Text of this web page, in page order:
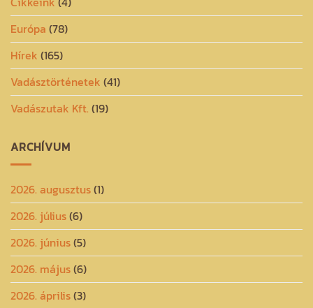
Európa (78)
Hírek (165)
Vadásztörténetek (41)
Vadászutak Kft. (19)
ARCHÍVUM
2026. augusztus(1)
2026. július(6)
2026. június(5)
2026. május(6)
2026. április(3)